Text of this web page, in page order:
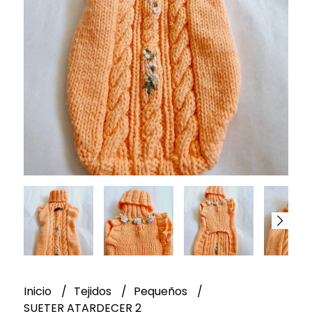
Inicio Tejidos
Pequeños
SUETER ATARDECER 2